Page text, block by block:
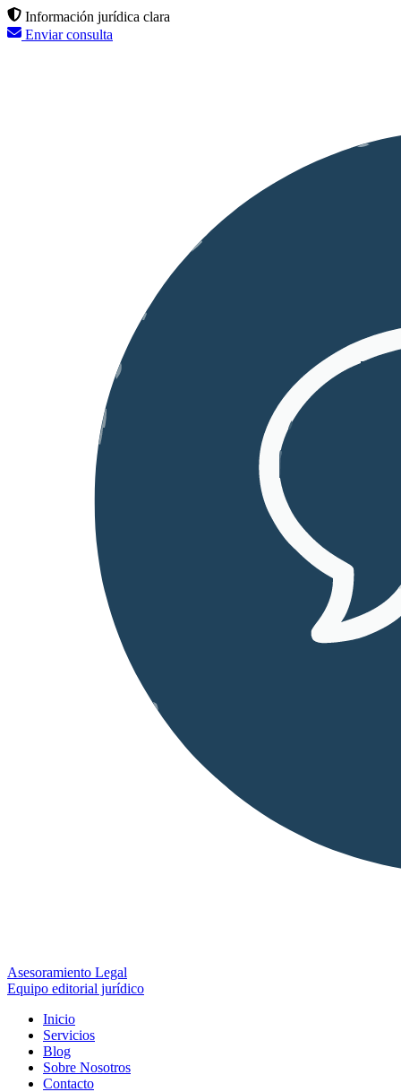
Información jurídica clara
Enviar consulta
Asesoramiento Legal
Equipo editorial jurídico
Inicio
Servicios
Blog
Sobre Nosotros
Contacto